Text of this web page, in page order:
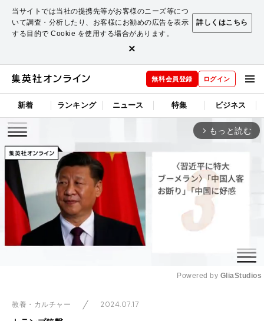
当サイトでは当社の提携先等がお客様のニーズ等につ
いて調査・分析したり、お客様にお勧めの広告を表示
する目的で Cookie を使用する場合があります。
詳しくはこちら
×
無料会員登録 ログイン
新着 ランキング ニュース 特集 ビジネス
arrow_forward_ios もっと読む
Powered by GliaStudios
教養・カルチャー
2024.07.17